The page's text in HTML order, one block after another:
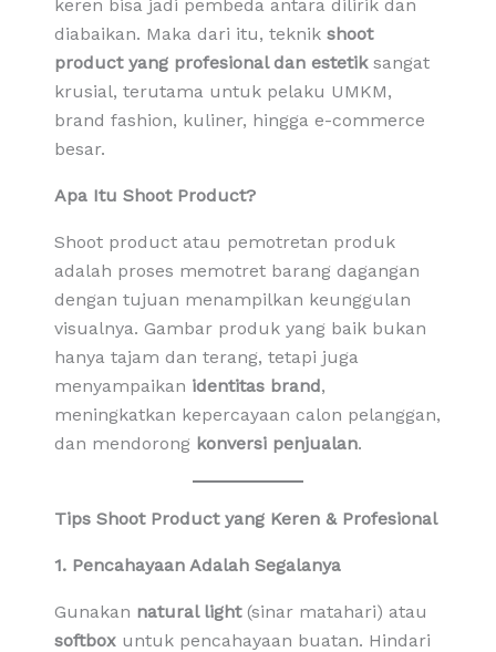
keren bisa jadi pembeda antara dilirik dan
diabaikan. Maka dari itu, teknik shoot
product yang profesional dan estetiksangat
krusial, terutama untuk pelaku UMKM,
brand fashion, kuliner, hingga e-commerce
besar.
Apa Itu Shoot Product?
Shoot product atau pemotretan produk
adalah proses memotret barang dagangan
dengan tujuan menampilkan keunggulan
visualnya. Gambar produk yang baik bukan
hanya tajam dan terang, tetapi juga
menyampaikan identitas brand,
meningkatkan kepercayaan calon pelanggan,
dan mendorong konversi penjualan.
Tips Shoot Product yang Keren & Profesional
1. Pencahayaan Adalah Segalanya
Gunakan natural light(sinar matahari) atau
softboxuntuk pencahayaan buatan. Hindari